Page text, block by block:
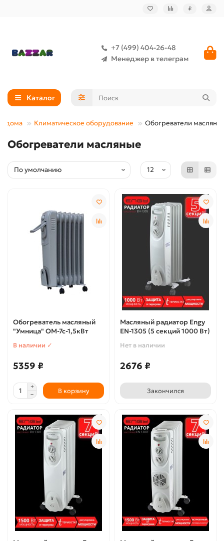
₽
+7 (499) 404-26-48
Менеджер в телеграм
Каталог
дома Климатическое оборудование Обогреватели
Обогреватели масляные
Обогреватель масляный
"Умница" ОМ-7с-1,5кВт
В наличии ✓
5359 ₽
В корзину
Масляный радиатор Engy
EN-1305 (5 секций 1000 Вт)
Нет в наличии
2676 ₽
Закончился